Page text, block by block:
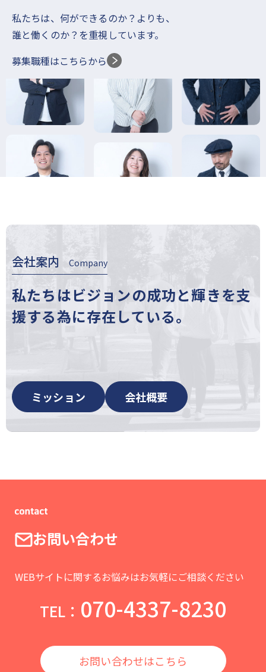
私たちは、何ができるのか？よりも、
誰と働くのか？を重視しています。
募集職種はこちらから
会社案内 Company
私たちはビジョンの成功と輝きを支
援する為に存在している。
ミッション 会社概要
お問い合わせ
WEBサイトに関するお悩みはお気軽にご相談ください
TEL： 070-4337-8230
お問い合わせはこちら